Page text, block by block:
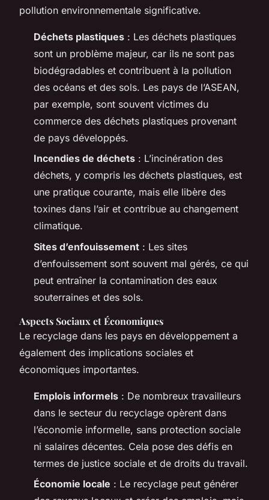
pollution environnementale significative.
Déchets plastiques : Les déchets plastiques
sont un problème majeur, car ils ne sont pas
biodégradables et contribuent à la pollution
des océans et des sols. Les pays de l’ASEAN,
par exemple, sont souvent victimes du
commerce des déchets plastiques provenant
de pays développés.
Incendies de déchets : L’incinération des
déchets, y compris les déchets plastiques, est
une pratique courante, mais elle libère des
toxines dans l’air et contribue au changement
climatique.
Sites d’enfouissement : Les sites
d’enfouissement sont souvent mal gérés, ce qui
peut entraîner la contamination des eaux
souterraines et des sols.
Aspects Sociaux et Économiques
Le recyclage dans les pays en développement a
également des implications sociales et
économiques importantes.
Emplois informels : De nombreux travailleurs
dans le secteur du recyclage opèrent dans
l’économie informelle, sans protection sociale
ni salaires décentes. Cela pose des défis en
termes de justice sociale et de droits du travail.
Économie locale : Le recyclage peut générer